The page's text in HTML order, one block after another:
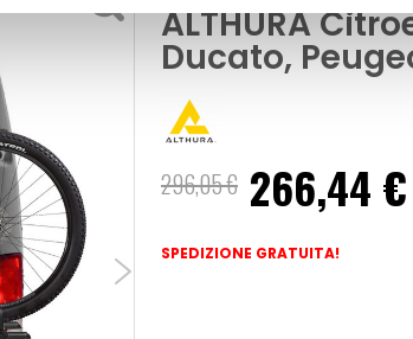
ALTHURA
Ducato,
296,05 € Prezzo
speciale
266,44 €
SPEDIZIONE GRATUITA!